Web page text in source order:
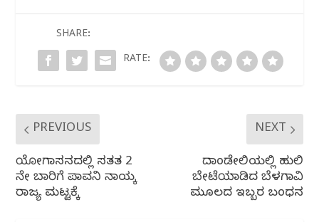
b
o
r A
p
ra
SHARE:
RATE:
PREVIOUS
ಯೋಗಾಸನದಲ್ಲಿ ಸತತ 2
ನೇ ಬಾರಿಗೆ ಪಾವನಿ ನಾಯ್ಕ
ರಾಜ್ಯ ಮಟ್ಟಕ್ಕೆ
NEXT
ದಾಂಡೇಲಿಯಲ್ಲಿ ಹುಲಿ
ಬೇಟೆಯಾಡಿದ ಬೆಳಗಾವಿ
ಮೂಲದ ಇಬ್ಬರ ಬಂಧನ